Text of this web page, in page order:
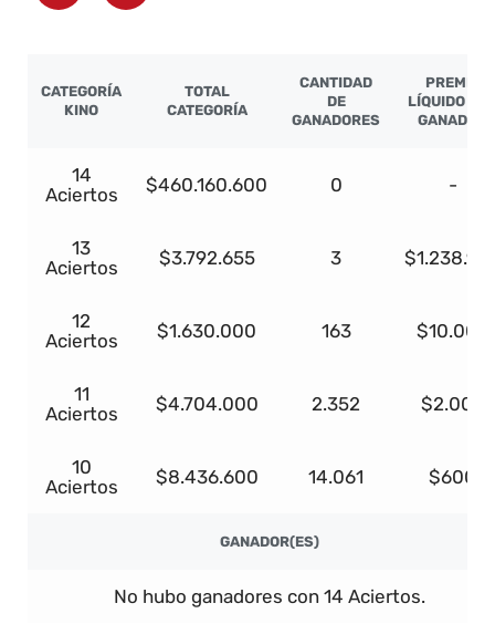
CATEGORÍA
KINO
TOTAL
CATEGORÍA
CANTIDAD
DE
GANADORES
PREMIO
LÍQUIDO
GANADOR
14
Aciertos
$460.160.600 0 -
13
Aciertos
$3.792.655 3
12
Aciertos
$1.630.000 163 $10.000
11
Aciertos
$4.704.000 2.352 $2.000
10
Aciertos
$8.436.600 14.061 $600
GANADOR(ES)
No hubo ganadores con 14 Aciertos.